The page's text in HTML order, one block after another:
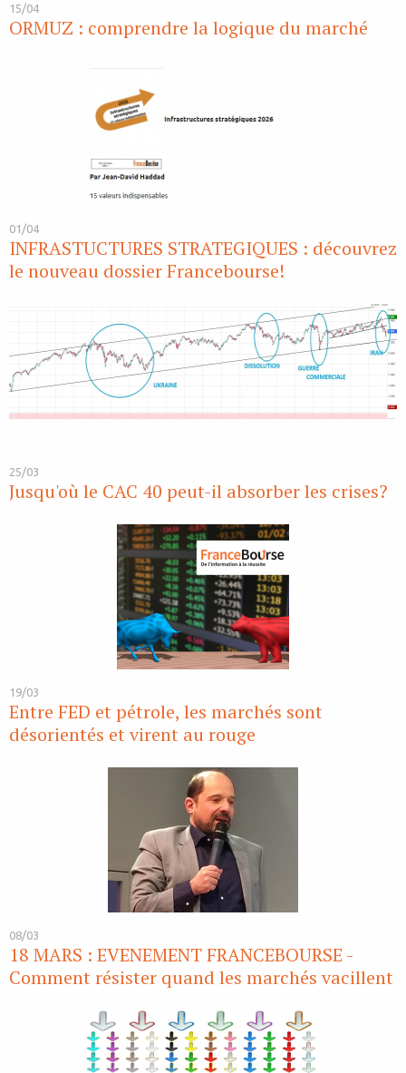
15/04
ORMUZ : comprendre la logique du marché
01/04
INFRASTUCTURES STRATEGIQUES : découvrez
le nouveau dossier Francebourse!
25/03
Jusqu'où le CAC 40 peut-il absorber les crises?
19/03
Entre FED et pétrole, les marchés sont
désorientés et virent au rouge
08/03
18 MARS : EVENEMENT FRANCEBOURSE -
Comment résister quand les marchés vacillent